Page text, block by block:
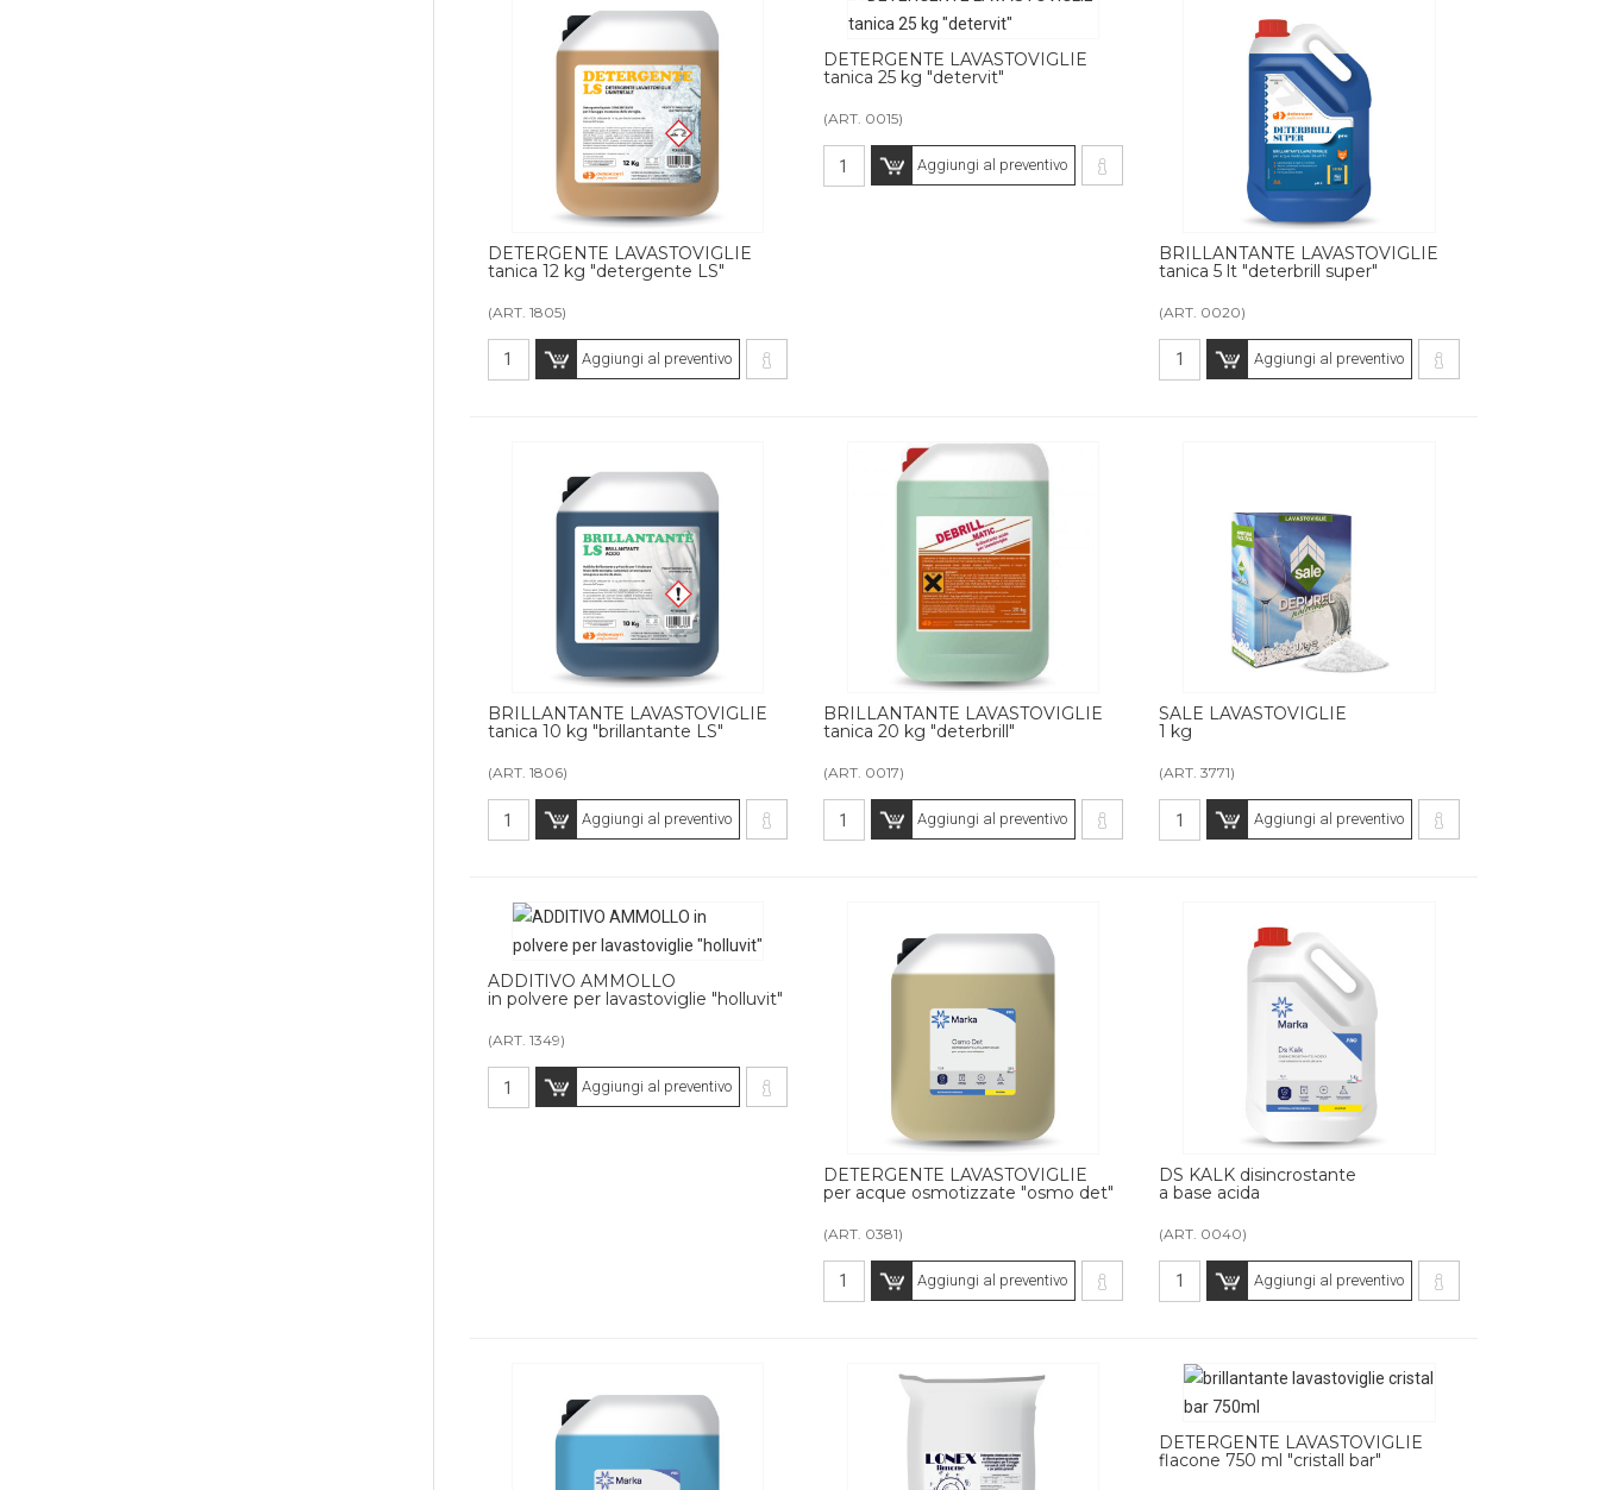
DETERGENTE LAVASTOVIGLIE
tanica 12 kg "detergente LS"
(ART. 1805)
Aggiungi al preventivo
DETERGENTE LAVASTOVIGLIE
tanica 25 kg "detervit"
(ART. 0015)
Aggiungi al preventivo
BRILLANTANTE LAVASTOVIGLIE
tanica 5 lt "deterbrill super"
(ART. 0020)
Aggiungi al preventivo
BRILLANTANTE LAVASTOVIGLIE
tanica 10 kg "brillantante LS"
(ART. 1806)
Aggiungi al preventivo
BRILLANTANTE LAVASTOVIGLIE
tanica 20 kg "deterbrill"
(ART. 0017)
Aggiungi al preventivo
SALE LAVASTOVIGLIE
1 kg
(ART. 3771)
Aggiungi al preventivo
ADDITIVO AMMOLLO
in polvere per lavastoviglie "holluvit"
(ART. 1349)
Aggiungi al preventivo
DETERGENTE LAVASTOVIGLIE
per acque osmotizzate "osmo det"
(ART. 0381)
Aggiungi al preventivo
DS KALK disincrostante
a base acida
(ART. 0040)
Aggiungi al preventivo
DETERGENTE LAVASTOVIGLIE
flacone 750 ml "cristall bar"